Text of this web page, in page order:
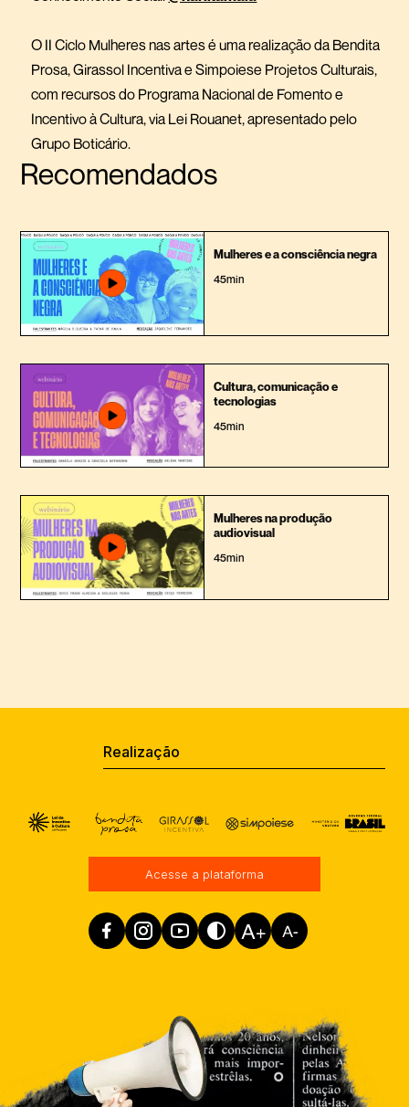
O II Ciclo Mulheres nas artes é uma realização da Bendita
Prosa, Girassol Incentiva e Simpoiese Projetos Culturais,
com recursos do Programa Nacional de Fomento e
Incentivo à Cultura, via Lei Rouanet, apresentado pelo
Grupo Boticário.
Recomendados
Mulheres e a consciência negra
45min
Cultura, comunicação e
tecnologias
45min
Mulheres na produção
audiovisual
45min
Realização
Acesse a plataforma